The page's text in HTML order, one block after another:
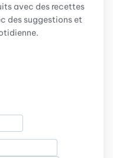
avec des recettes
des suggestions et